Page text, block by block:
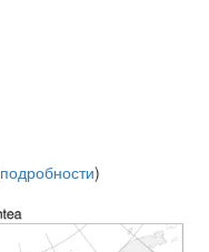
подробности)